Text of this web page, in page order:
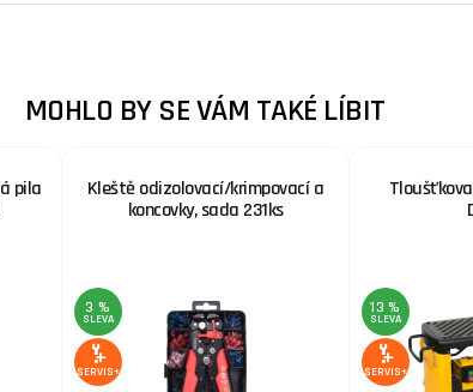
MOHLO BY SE VÁM TAKÉ LÍBIT
pila
Kleště odizolovací/krimpovací a
koncovky, sada 231ks
3 %
SLEVA
SERVIS+
13 %
SLEVA
SERVIS+